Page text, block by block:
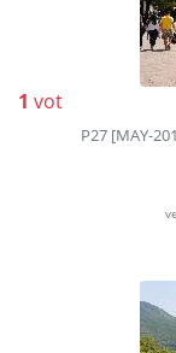
1 vot
P27 [MAY-